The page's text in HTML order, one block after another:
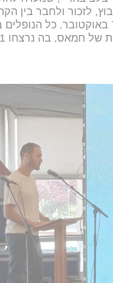
לזכור ולחבר בין
מאהוביהם במתקפה הנוראית של ה-7